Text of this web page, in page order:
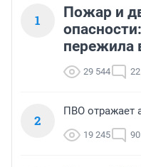
1
Пожар и
пережила
29 544 22
2
ПВО отражает
19 245 90